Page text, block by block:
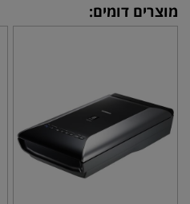
מוצרים דומים: